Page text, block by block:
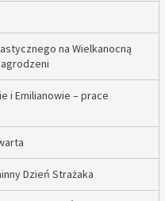
na Wielkanocną
i Emilianowie – prace
Dzień Strażaka